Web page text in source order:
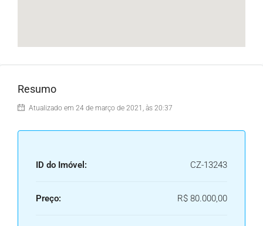
Resumo
Atualizado em 24 de março de 2021, às 20:37
ID do Imóvel: CZ-13243
Preço: R$ 80.000,00